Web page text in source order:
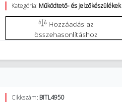
Kategória: Működtető- és jelzőkészülékek
összehasonlításhoz
Cikkszám: BITL4950